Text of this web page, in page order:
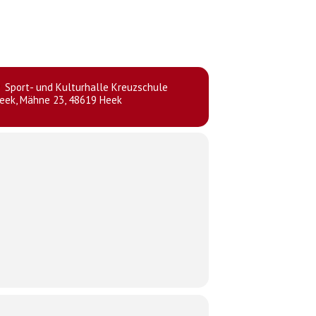
Sport- und Kulturhalle Kreuzschule
, Mähne 23, 48619 Heek